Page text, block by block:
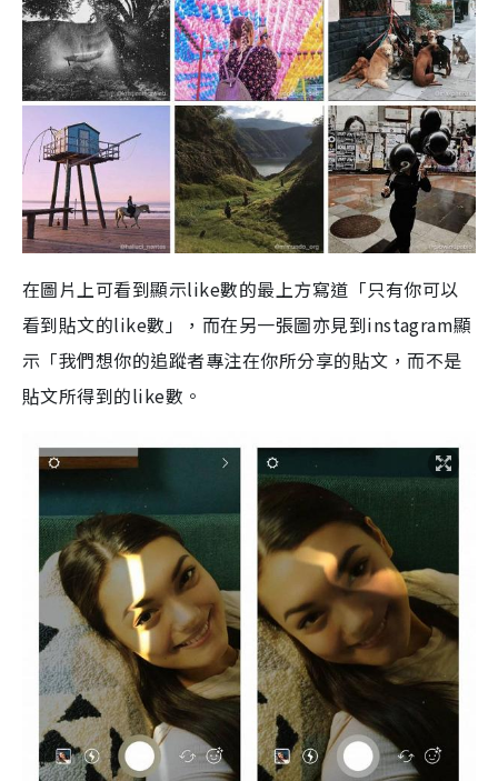
在圖片上可看到顯示like數的最上方寫道「只有你可以
看到貼文的like數」，而在另一張圖亦見到instagram顯
示「我們想你的追蹤者專注在你所分享的貼文，而不是
貼文所得到的like數。